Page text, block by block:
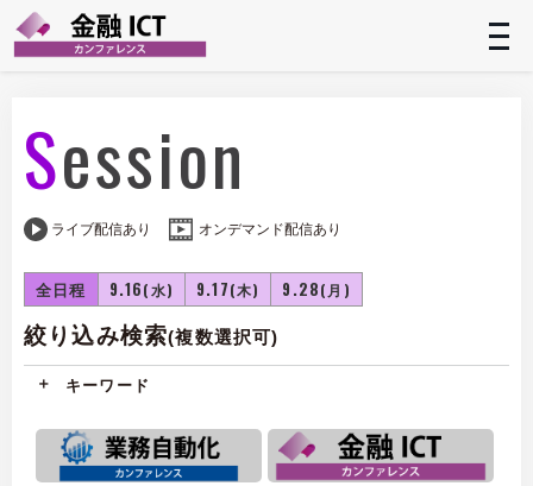
Session
全日程 9.16(水) 9.17(木) 9.28(月)
ライブ配信あり オンデマンド配信あり
絞り込み検索(複数選択可)
キーワード